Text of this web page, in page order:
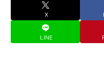
X
LINE